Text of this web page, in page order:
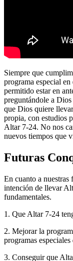
Siempre que
programa especial
permitido estar en
preguntándole a
que Dios quiere
propia, con estudios
Altar 7-24. No nos
nuevos tiempos que
Futuras
En cuanto a nuestras
intención de llevar
fundamentales.
1. Que Altar 7-24
2. Mejorar la
programas
3. Conseguir que